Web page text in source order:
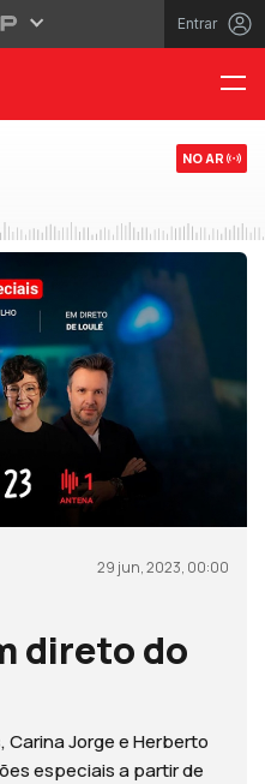
Entrar
NO AR
29 jun, 2023, 00:00
direto do
Carina Jorge e Herberto
especiais a partir de